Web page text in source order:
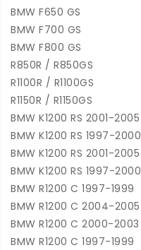
BMW F650 GS
BMW F700 GS
BMW F800 GS
R850R / R850GS
R1100R / R1100GS
R1150R / R1150GS
BMW K1200 RS 2001-2005
BMW K1200 RS 1997-2000
BMW K1200 RS 2001-2005
BMW K1200 RS 1997-2000
BMW R1200 C 1997-1999
BMW R1200 C 2004-2005
BMW R1200 C 2000-2003
BMW R1200 C 1997-1999